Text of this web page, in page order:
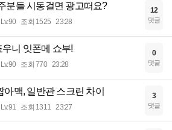
분들 시동걸면 광고떠요?
Lv.90 조회 1525 23:28
12
댓글
우니 잇폰메 쇼부!
Lv.90 조회 770 23:28
0
댓글
아맥, 일반관 스크린 차이
Lv.91 조회 1311 23:27
3
댓글